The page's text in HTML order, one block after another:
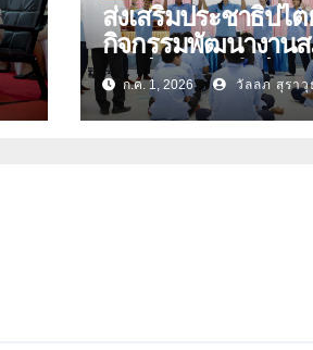
ส่งเสริมประชาธิปไต
กิจกรรมพัฒนางาน
นักเรียน ประจำปีการ
ศึกษา 2569
ก.ค. 1, 2026 วัลลภ สุราวุ